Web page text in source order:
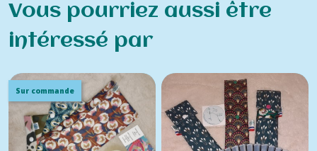
Vous pourriez aussi être
intéressé par
Sur commande